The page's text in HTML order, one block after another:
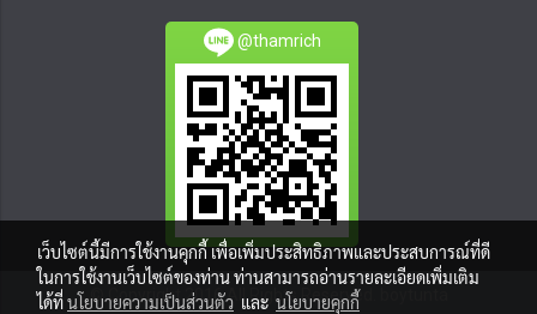
@thamrich
© Copyright 2016 All Rights Reserved. boytunta
เว็บไซต์นี้มีการใช้งานคุกกี้ เพื่อเพิ่มประสิทธิภาพและประสบการณ์ที่ดี
ในการใช้งานเว็บไซต์ของท่าน ท่านสามารถอ่านรายละเอียดเพิ่มเติม
ได้ที่นโยบายความเป็นส่วนตัว และ นโยบายคุกกี้